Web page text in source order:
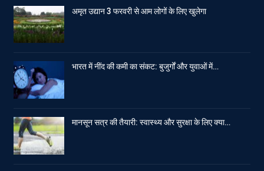
अमृत उद्यान 3 फरवरी से आम लोगों के लिए खुलेगा
भारत में नींद की कमी का संकट: बुजुर्गों और युवाओं में…
मानसून सत्र की तैयारी: स्वास्थ्य और सुरक्षा के लिए क्या…